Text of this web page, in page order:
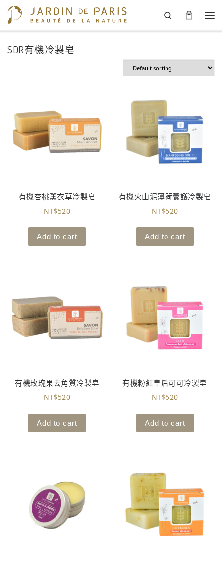
Skip to content Search
SDR有機冷製皂
有機杏桃薰衣草冷製皂
NT$520
Add to cart
有機火山泥薄荷養護冷製皂
NT$520
Add to cart
有機玫瑰果去角質冷製皂
NT$520
Add to cart
有機粉紅皇后可可冷製皂
NT$520
Add to cart